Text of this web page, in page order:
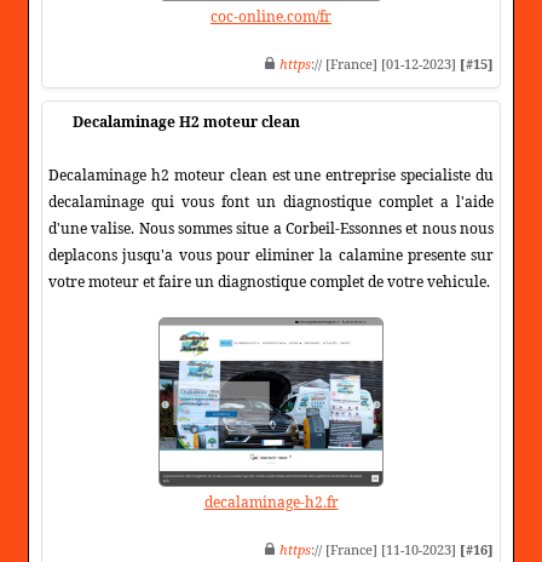
coc-online.com/fr
https:// [France] [01-12-2023] [#15]
Decalaminage H2 moteur clean
Decalaminage h2 moteur clean est une entreprise specialiste du
decalaminage qui vous font un diagnostique complet a l'aide
d'une valise. Nous sommes situe a Corbeil-Essonnes et nous nous
deplacons jusqu'a vous pour eliminer la calamine presente sur
votre moteur et faire un diagnostique complet de votre vehicule.
decalaminage-h2.fr
https:// [France] [11-10-2023] [#16]